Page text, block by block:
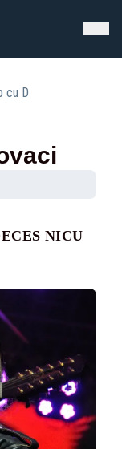
cu D
NICU